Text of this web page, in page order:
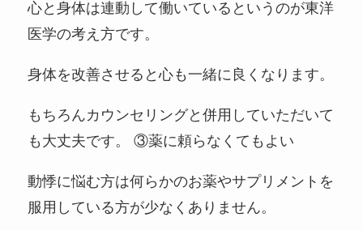
心と身体は連動して働いているというのが東洋
医学の考え方です。
身体を改善させると心も一緒に良くなります。
もちろんカウンセリングと併用していただいて
も大丈夫です。 ③薬に頼らなくてもよい
動悸に悩む方は何らかのお薬やサプリメントを
服用している方が少なくありません。